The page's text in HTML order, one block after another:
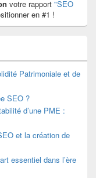
votre rapport "SEO
en #1 !
Patrimoniale et de
SEO ?
d’une PME :
et la création de
essentiel dans l’ère